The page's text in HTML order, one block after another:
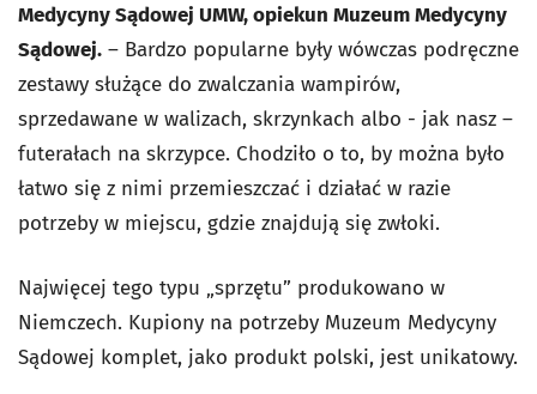
Medycyny Sądowej UMW, opiekun Muzeum Medycyny
Sądowej. – Bardzo popularne były wówczas podręczne
zestawy służące do zwalczania wampirów,
sprzedawane w walizach, skrzynkach albo - jak nasz –
futerałach na skrzypce. Chodziło o to, by można było
łatwo się z nimi przemieszczać i działać w razie
potrzeby w miejscu, gdzie znajdują się zwłoki.
Najwięcej tego typu „sprzętu” produkowano w
Niemczech. Kupiony na potrzeby Muzeum Medycyny
Sądowej komplet, jako produkt polski, jest unikatowy.